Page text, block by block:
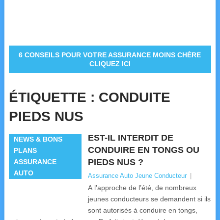
6 CONSEILS POUR VOTRE ASSURANCE MOINS CHÈRE
CLIQUEZ ICI
ÉTIQUETTE : CONDUITE
PIEDS NUS
NEWS & BONS
PLANS
ASSURANCE
AUTO
EST-IL INTERDIT DE
CONDUIRE EN TONGS OU
PIEDS NUS ?
Assurance Auto Jeune Conducteur
A l’approche de l’été, de nombreux
jeunes conducteurs se demandent si ils
sont autorisés à conduire en tongs,